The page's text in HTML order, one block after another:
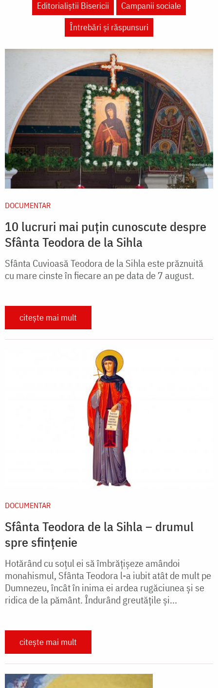
Editorialiștii Bisericii
Campanii sociale
Întrebări și răspunsuri
DOCUMENTAR
10 lucruri mai puțin cunoscute despre
Sfânta Teodora de la Sihla
Sfânta Cuvioasă Teodora de la Sihla este prăznuită
cu mare cinste în fiecare an pe data de 7 august.
citește mai mult
DOCUMENTAR
Sfânta Teodora de la Sihla – drumul
spre sfințenie
Hotărând cu soțul ei să îmbrățișeze amândoi
monahismul, Sfânta Teodora l-a iubit atât de mult pe
Dumnezeu, încât în inima ei ardea rugăciunea și se
ridica de la pământ. Îndurând greutățile și...
citește mai mult